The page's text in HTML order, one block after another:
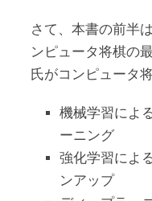
さて、本書の前半
ンピュータ将棋の
氏がコンピュータ
機械学習によ
ーニング
強化学習によ
ンアップ